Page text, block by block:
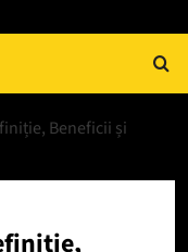
Beneficii și